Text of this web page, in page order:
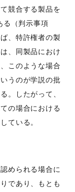
競合する製品を
る（判示事項
、特許権者の製
、同製品におけ
このような場合
うのが学説の批
。したがって、
の場合における
ている。
められる場合に
であり、もとも